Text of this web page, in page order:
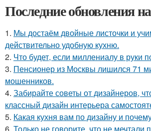
Последние обновления
1. Мы достаём двойные листочки и
действительно удобную кухню.
2. Что будет, если миллениалу в руки
3. Пенсионер из Москвы лишился 71
мошенников.
4. Забирайте советы от дизайнеров,
классный дизайн интерьера
5. Какая кухня вам по дизайну и